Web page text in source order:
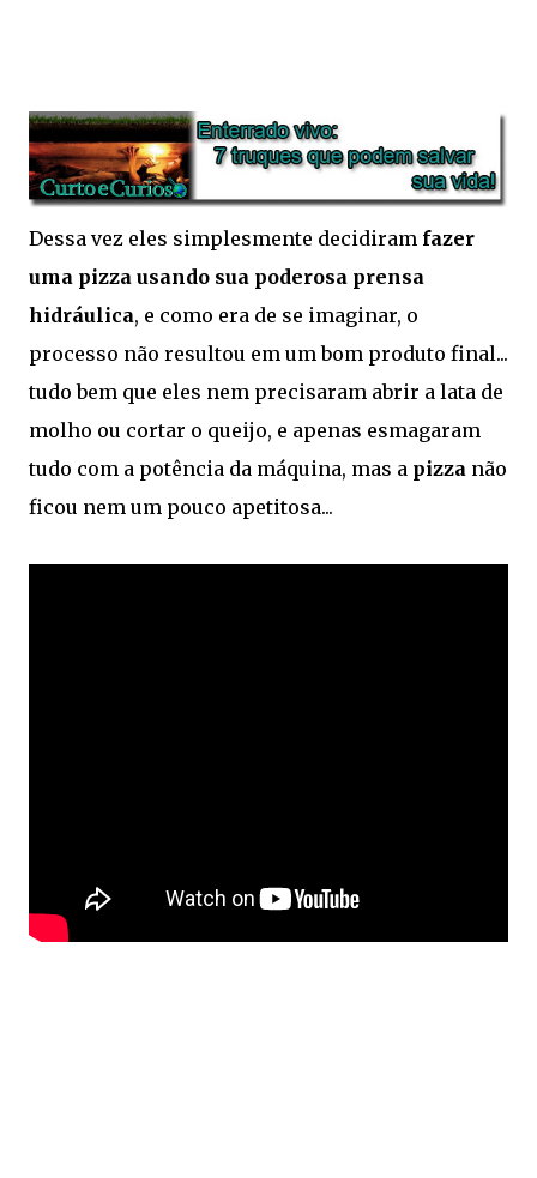
Dessa vez eles simplesmente decidiram fazer
uma pizza usando sua poderosa prensa
hidráulica, e como era de se imaginar, o
processo não resultou em um bom produto final...
tudo bem que eles nem precisaram abrir a lata de
molho ou cortar o queijo, e apenas esmagaram
tudo com a potência da máquina, mas a pizza não
ficou nem um pouco apetitosa...